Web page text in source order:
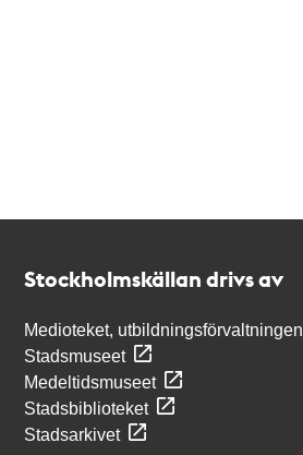
Stockholmskällan drivs av
Medioteket, utbildningsförvaltningen
Stadsmuseet
Medeltidsmuseet
Stadsbiblioteket
Stadsarkivet